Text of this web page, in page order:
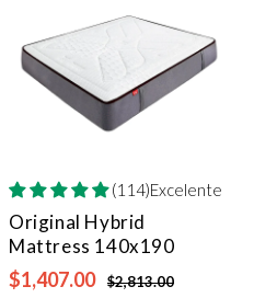
(114)Excelente
Original Hybrid
Mattress 140x190
$1,407.00 $2,813.00